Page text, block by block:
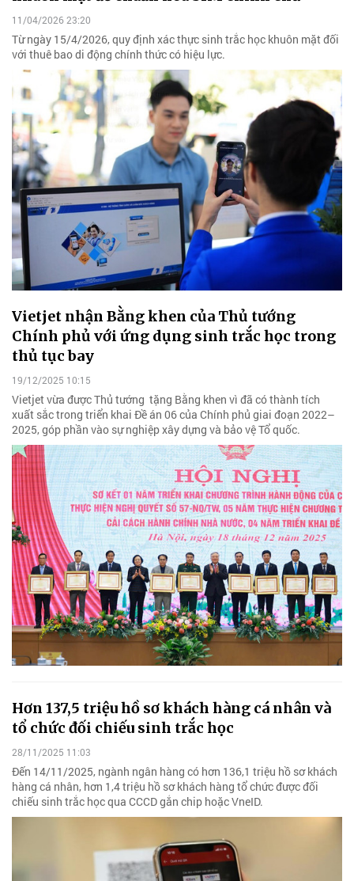
11/04/2026 23:20
Từ ngày 15/4/2026, quy định xác thực sinh trắc học khuôn mặt đối
với thuê bao di động chính thức có hiệu lực.
Vietjet nhận Bằng khen của Thủ tướng
Chính phủ với ứng dụng sinh trắc học trong
thủ tục bay
19/12/2025 10:15
Vietjet vừa được Thủ tướng tặng Bằng khen vì đã có thành tích
xuất sắc trong triển khai Đề án 06 của Chính phủ giai đoạn 2022–
2025, góp phần vào sự nghiệp xây dựng và bảo vệ Tổ quốc.
Hơn 137,5 triệu hồ sơ khách hàng cá nhân và
tổ chức đối chiếu sinh trắc học
28/11/2025 11:03
Đến 14/11/2025, ngành ngân hàng có hơn 136,1 triệu hồ sơ khách
hàng cá nhân, hơn 1,4 triệu hồ sơ khách hàng tổ chức được đối
chiếu sinh trắc học qua CCCD gắn chip hoặc VneID.